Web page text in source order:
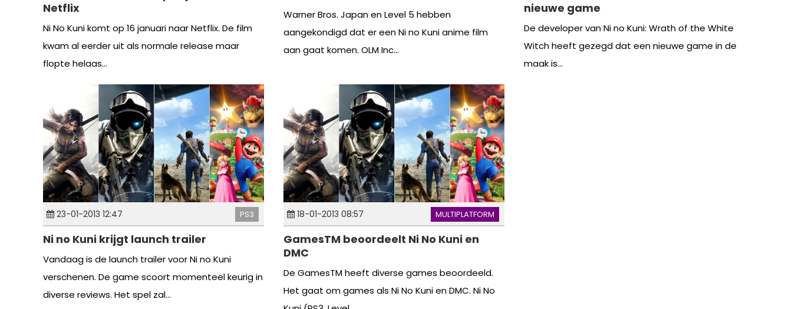
Netflix
Ni No Kuni komt op 16 januari naar Netflix. De film
kwam al eerder uit als normale release maar
flopte helaas...
Warner Bros. Japan en Level 5 hebben
aangekondigd dat er een Ni no Kuni anime film
aan gaat komen. OLM Inc...
nieuwe game
De developer van Ni no Kuni: Wrath of the White
Witch heeft gezegd dat een nieuwe game in de
maak is...
23-01-2013 12:47 PS3
Ni no Kuni krijgt launch trailer
Vandaag is de launch trailer voor Ni no Kuni
verschenen. De game scoort momenteel keurig in
diverse reviews. Het spel zal...
18-01-2013 08:57 MULTIPLATFORM
GamesTM beoordeelt Ni No Kuni en
DMC
De GamesTM heeft diverse games beoordeeld.
Het gaat om games als Ni No Kuni en DMC. Ni No